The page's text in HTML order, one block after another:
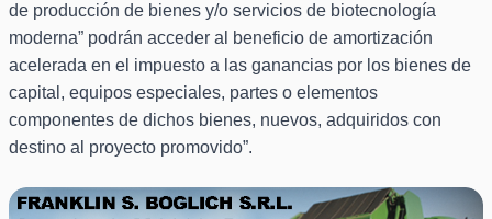
de producción de bienes y/o servicios de biotecnología
moderna” podrán acceder al beneficio de amortización
acelerada en el impuesto a las ganancias por los bienes de
capital, equipos especiales, partes o elementos
componentes de dichos bienes, nuevos, adquiridos con
destino al proyecto promovido”.